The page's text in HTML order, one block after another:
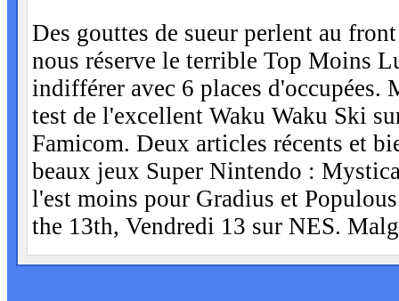
Des gouttes de sueur perlent au
nous réserve le terrible Top Moins
indifférer avec 6 places
test de l'excellent Waku Waku Ski
Famicom. Deux articles récents et
beaux jeux Super Nintendo :
l'est moins pour Gradius et
the 13th, Vendredi 13 sur NES.